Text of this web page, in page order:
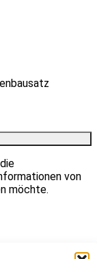
von
möchte.